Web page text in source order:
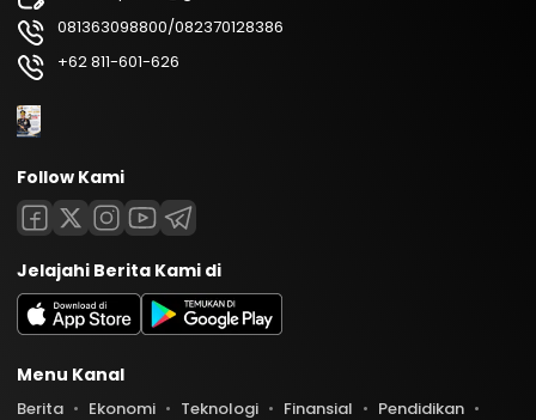
081363098800/082370128386
+62 811-601-626
Follow Kami
Jelajahi Berita Kami di
Menu Kanal
Berita Ekonomi Teknologi Finansial Pendidikan